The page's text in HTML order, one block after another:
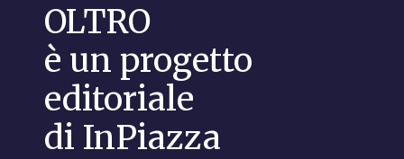
OLTRO
è un progetto
editoriale
di InPiazza